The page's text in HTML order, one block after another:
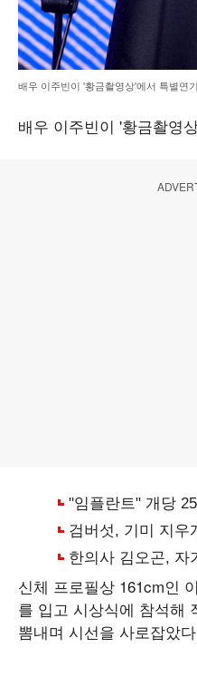
배우 이주빈이 '황금촬영상'에서 특별연
배우 이주빈이 '황금촬영
신체 프로필상 161cm인
를 입고 시상식에 참석해
뽐내며 시선을 사로잡았